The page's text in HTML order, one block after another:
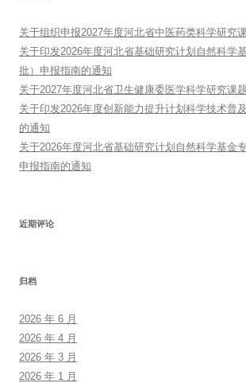
关于组织申报2027年度河北省中医药类科学研究
关于印发2026年度河北省基础研究计划自然科学
批）申报指南的通知
关于2027年度河北省卫生健康委医学科学研究课
关于印发2026年度创新能力提升计划科学技术普
的通知
关于2026年度河北省基础研究计划自然科学基金
申报指南的通知
近期评论
归档
2026 年 6 月
2026 年 4 月
2026 年 3 月
2026 年 1 月